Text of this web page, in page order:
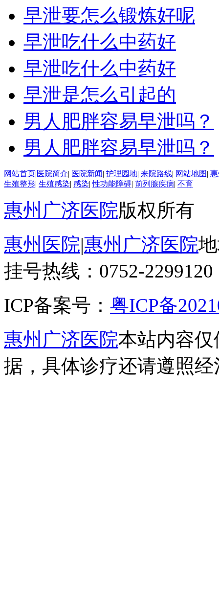
早泄要怎么锻炼好呢
早泄吃什么中药好
早泄吃什么中药好
早泄是怎么引起的
男人肥胖容易早泄吗？
男人肥胖容易早泄吗？
网站首页|医院简介| 医院新闻| 护理园地| 来院路线| 网站地图|
生殖整形| 生殖感染| 感染|性功能障碍| 前列腺疾病| 不育
惠州广济医院版权所有
惠州医院|惠州广济医院
挂号热线：0752-2299120
ICP备案号： 粤ICP备
惠州广济医院本站内容
据，具体诊疗还请遵照